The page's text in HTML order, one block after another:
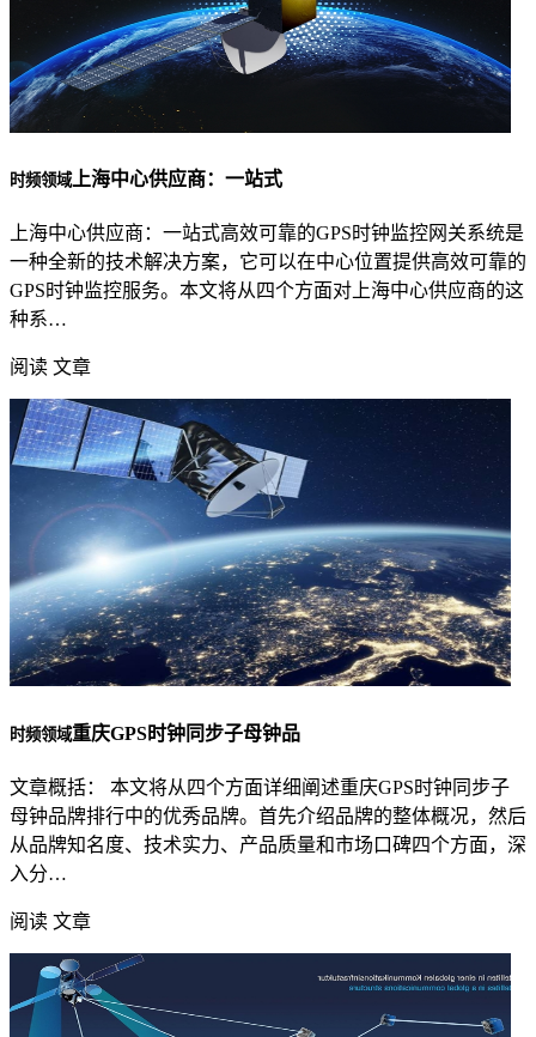
时频领域上海中心供应商：一站式
上海中心供应商：一站式高效可靠的GPS时钟监控网关系统是
一种全新的技术解决方案，它可以在中心位置提供高效可靠的
GPS时钟监控服务。本文将从四个方面对上海中心供应商的这
种系…
阅读 文章
时频领域重庆GPS时钟同步子母钟品
文章概括： 本文将从四个方面详细阐述重庆GPS时钟同步子
母钟品牌排行中的优秀品牌。首先介绍品牌的整体概况，然后
从品牌知名度、技术实力、产品质量和市场口碑四个方面，深
入分…
阅读 文章